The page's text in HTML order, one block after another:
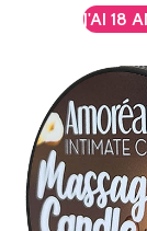
J'AI 18